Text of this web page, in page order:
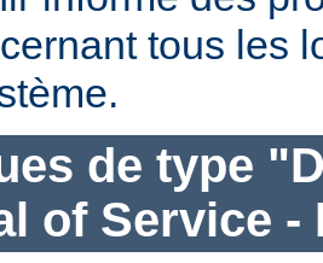
tous les
de type
of Service -